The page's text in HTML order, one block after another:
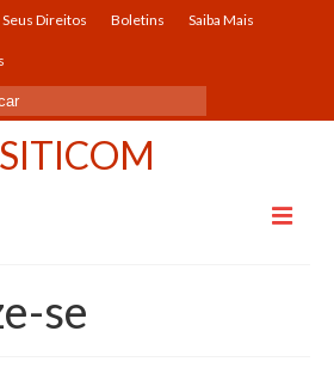
Seus Direitos Boletins Saiba Mais
se